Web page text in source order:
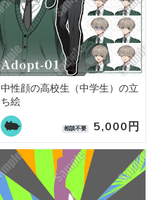
中性顔の高校生（中学生）の立
ち絵
相談不要 5,000円